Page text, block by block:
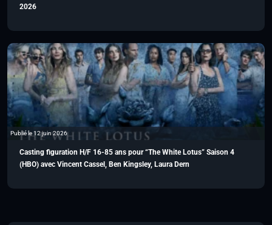
2026
Publié le 12 juin 2026
Casting figuration H/F 16-85 ans pour “The White Lotus” Saison 4
(HBO) avec Vincent Cassel, Ben Kingsley, Laura Dern